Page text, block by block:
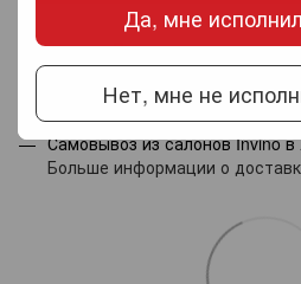
Да, мне
Нет, мне не
Доставка
Новой почтой по Украине —
Самовывоз из салонов Invino
Больше информации о